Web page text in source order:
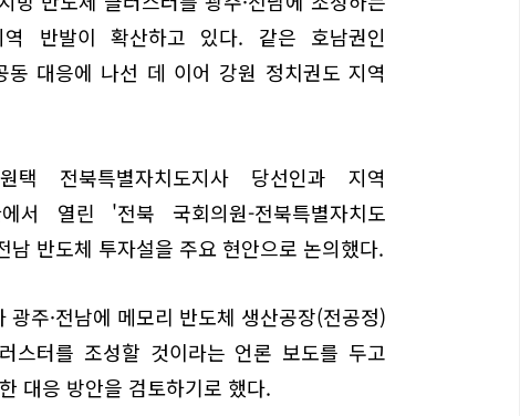
반발이 확산하고 있다. 같은 호남권인
대응에 나선 데 이어 강원 정치권도 지역
전북특별자치도지사 당선인과 지역
서 열린 '전북 국회의원-전북특별자치도
남 반도체 투자설을 주요 현안으로 논의했다.
주·전남에 메모리 반도체 생산공장(전공정)
스터를 조성할 것이라는 언론 보도를 두고
대응 방안을 검토하기로 했다.